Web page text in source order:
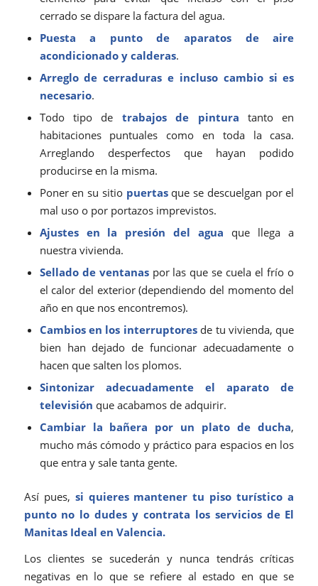
cerrado se dispare la factura del agua.
Puesta a punto de aparatos de aire
acondicionado y calderas.
Arreglo de cerraduras e incluso cambio si es
necesario.
Todo tipo de trabajos de pintura tanto en
habitaciones puntuales como en toda la casa.
Arreglando desperfectos que hayan podido
producirse en la misma.
Poner en su sitio puertasque se descuelgan por el
mal uso o por portazos imprevistos.
Ajustes en la presión del agua que llega a
nuestra vivienda.
Sellado de ventanaspor las que se cuela el frío o
el calor del exterior (dependiendo del momento del
año en que nos encontremos).
Cambios en los interruptoresde tu vivienda, que
bien han dejado de funcionar adecuadamente o
hacen que salten los plomos.
Sintonizar adecuadamente el aparato de
televisión que acabamos de adquirir.
Cambiar la bañera por un plato de ducha,
mucho más cómodo y práctico para espacios en los
que entra y sale tanta gente.
Así pues, si quieres mantener tu piso turístico a
punto no lo dudes y contrata los serviciosde El
Manitas Ideal en Valencia.
Los clientes se sucederán y nunca tendrás críticas
negativas en lo que se refiere al estado en que se